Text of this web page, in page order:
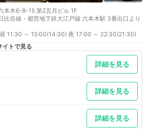
本木6-8-15 第2五月ビル 1F
比谷線・都営地下鉄大江戸線 六本木駅 3番出口より
昼 11:30 ～ 15:00(14:30) 夜 17:00 ～ 22:30(21:30)
イトで見る
詳細を見る
詳細を見る
詳細を見る